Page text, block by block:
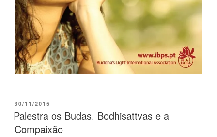
30/11/2015
Palestra os Budas, Bodhisattvas e a
Compaixão